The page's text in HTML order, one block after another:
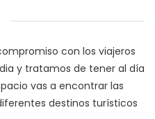
con los viajeros
y tratamos de tener al día
vas a encontrar las
destinos turísticos